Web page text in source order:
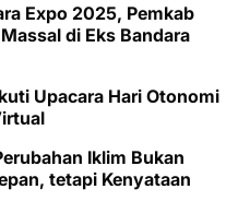
Expo 2025, Pemkab
di Eks Bandara
Upacara Hari Otonomi
Iklim Bukan
tetapi Kenyataan